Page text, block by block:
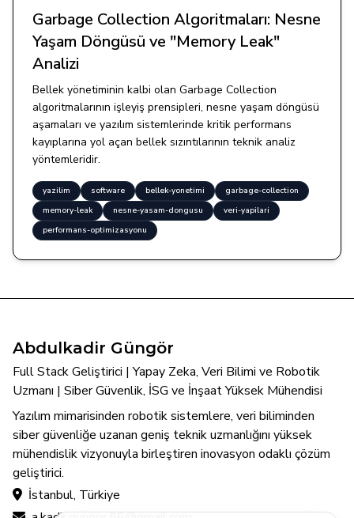
Garbage Collection Algoritmaları: Nesne
Yaşam Döngüsü ve "Memory Leak"
Analizi
Bellek yönetiminin kalbi olan Garbage Collection
algoritmalarının işleyiş prensipleri, nesne yaşam döngüsü
aşamaları ve yazılım sistemlerinde kritik performans
kayıplarına yol açan bellek sızıntılarının teknik analiz
yöntemleridir.
yazilim software bellek-yonetimi
garbage-collection
memory-leak
nesne-yasam-dongusu
veri-yapilari
performans-optimizasyonu
Abdulkadir Güngör
Full Stack Geliştirici | Yapay Zeka, Veri Bilimi ve Robotik
Uzmanı | Siber Güvenlik, İSG ve İnşaat Yüksek Mühendisi
Yazılım mimarisinden robotik sistemlere, veri biliminden
siber güvenliğe uzanan geniş teknik uzmanlığını yüksek
mühendislik vizyonuyla birleştiren inovasyon odaklı çözüm
geliştirici.
İstanbul, Türkiye